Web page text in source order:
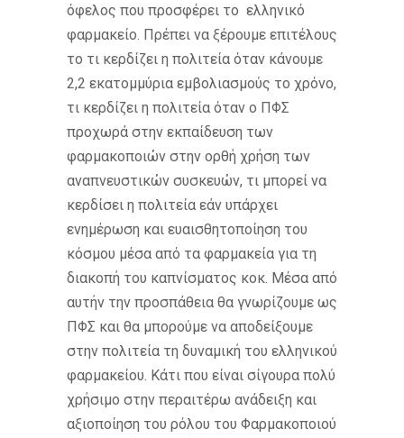
όφελος που προσφέρει το ελληνικό
φαρμακείο. Πρέπει να ξέρουμε επιτέλους
το τι κερδίζει η πολιτεία όταν κάνουμε
2,2 εκατομμύρια εμβολιασμούς το χρόνο,
τι κερδίζει η πολιτεία όταν ο ΠΦΣ
προχωρά στην εκπαίδευση των
φαρμακοποιών στην ορθή χρήση των
αναπνευστικών συσκευών, τι μπορεί να
κερδίσει η πολιτεία εάν υπάρχει
ενημέρωση και ευαισθητοποίηση του
κόσμου μέσα από τα φαρμακεία για τη
διακοπή του καπνίσματος κοκ. Μέσα από
αυτήν την προσπάθεια θα γνωρίζουμε ως
ΠΦΣ και θα μπορούμε να αποδείξουμε
στην πολιτεία τη δυναμική του ελληνικού
φαρμακείου. Κάτι που είναι σίγουρα πολύ
χρήσιμο στην περαιτέρω ανάδειξη και
αξιοποίηση του ρόλου του Φαρμακοποιού